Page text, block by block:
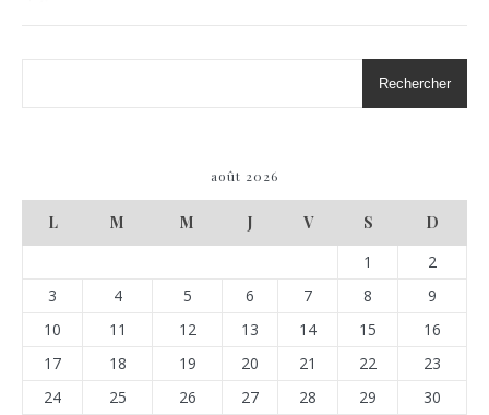
Rechercher
août 2026
L M M J V S
D
1
2
3
4 5 6 7 8
9
10
11 12 13 14 15
16
17
18 19 20 21 22
23
24
25 26 27 28 29
30